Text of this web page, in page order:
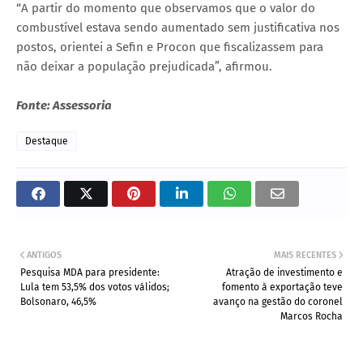
“A partir do momento que observamos que o valor do
combustível estava sendo aumentado sem justificativa nos
postos, orientei a Sefin e Procon que fiscalizassem para
não deixar a população prejudicada”, afirmou.
Fonte: Assessoria
Destaque
MAIS RECENTES
Atração de investimento e
fomento à exportação teve
avanço na gestão do coronel
Marcos Rocha
ANTIGOS
Pesquisa MDA para presidente:
Lula tem 53,5% dos votos válidos;
Bolsonaro, 46,5%